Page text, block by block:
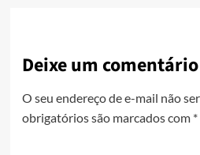
Deixe um comentário
O seu endereço de e-mail não
obrigatórios são marcados com *